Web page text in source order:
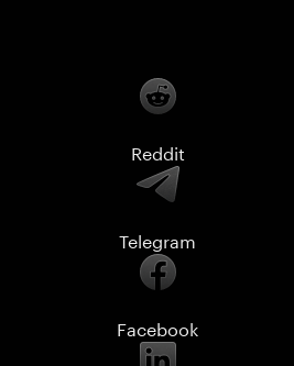
Reddit
Telegram
Facebook